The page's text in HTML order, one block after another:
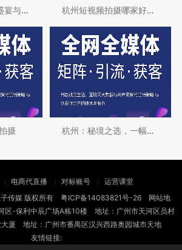
“杭州之夜：文化盛宴与绝美画卷” 杭州短视频拍摄哪家好？找对团队才能事半功
摄 杭州：秘境之选，一幅都市中的诗意画卷
电商代直播 对标账号
运营课堂
传媒 版权所有 粤ICP备14083821号-26
网站地
区-保利中辰广场A栋10楼 地址：广州市天河区员村
厦 地址：广州市番禺区汉兴西路奥园城市天地
友情链接: